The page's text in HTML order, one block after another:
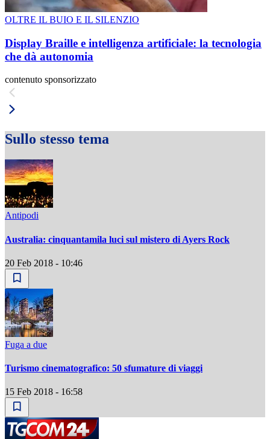
OLTRE IL BUIO E IL SILENZIO
Display Braille e intelligenza artificiale: la tecnologia
che dà autonomia
contenuto sponsorizzato
Sullo stesso tema
Antipodi
Australia: cinquantamila luci sul mistero di Ayers Rock
20 Feb 2018 - 10:46
Fuga a due
Turismo cinematografico: 50 sfumature di viaggi
15 Feb 2018 - 16:58